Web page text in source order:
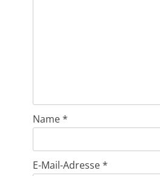
Name*
E-Mail-Adresse*